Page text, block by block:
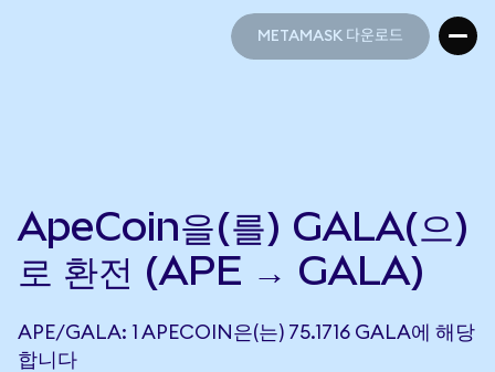
METAMASK 다운로드
ApeCoin을(를) GALA(으)
로 환전 (APE → GALA)
APE/GALA: 1 APECOIN은(는) 75.1716 GALA에 해당
합니다